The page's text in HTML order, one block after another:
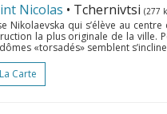
Nicolas • Tchernivtsi (277
Nikolaevska qui s’élève au
la plus originale de la ville.
«torsadés» semblent
Carte